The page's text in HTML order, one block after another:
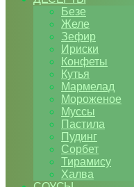
Безе
Желе
Зефир
Ириски
Конфеты
Кутья
Мармелад
Мороженое
Муссы
Пастила
Пудинг
Сорбет
Тирамису
Халва